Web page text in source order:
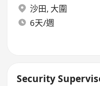
沙田, 大圍
6天/週
Security